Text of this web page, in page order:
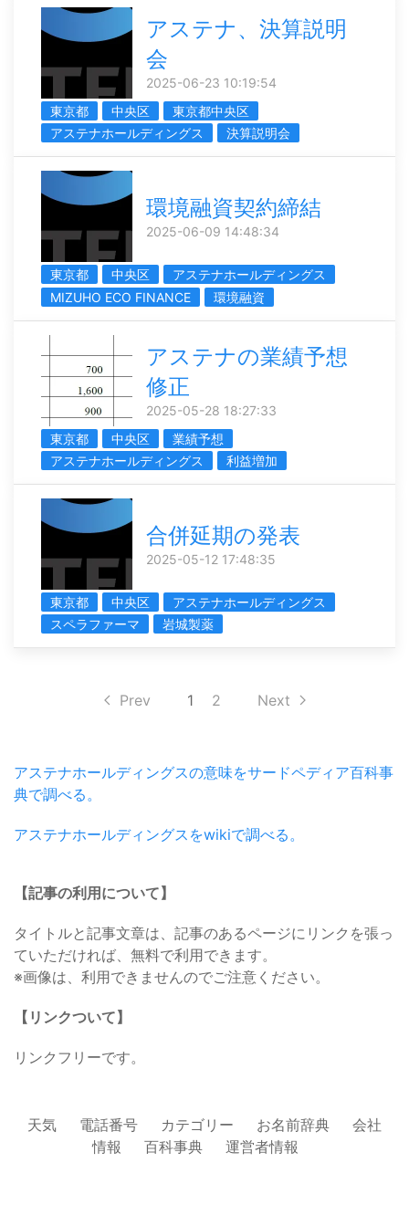
アステナ、決算説明
会
2025-06-23 10:19:54
東京都
中央区
東京都中央区
アステナホールディングス
決算説明会
環境融資契約締結
2025-06-09 14:48:34
東京都 中央区
アステナホールディングス
MIZUHO ECO FINANCE
環境融資
アステナの業績予想
修正
2025-05-28 18:27:33
東京都
中央区
業績予想
アステナホールディングス
利益増加
合併延期の発表
2025-05-12 17:48:35
東京都 中央区
アステナホールディングス
スペラファーマ
岩城製薬
Prev 1 2 Next
アステナホールディングスの意味をサードペディア百科事
典で調べる。
アステナホールディングスをwikiで調べる。
【記事の利用について】
タイトルと記事文章は、記事のあるページにリンクを張っ
ていただければ、無料で利用できます。
※画像は、利用できませんのでご注意ください。
【リンクついて】
リンクフリーです。
天気 電話番号 カテゴリー お名前辞典
会社
情報
百科事典 運営者情報